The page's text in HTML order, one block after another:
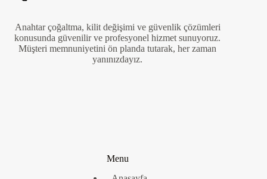
Anahtar çoğaltma, kilit değişimi ve güvenlik çözümleri
konusunda güvenilir ve profesyonel hizmet sunuyoruz.
Müşteri memnuniyetini ön planda tutarak, her zaman
yanınızdayız.
Menu